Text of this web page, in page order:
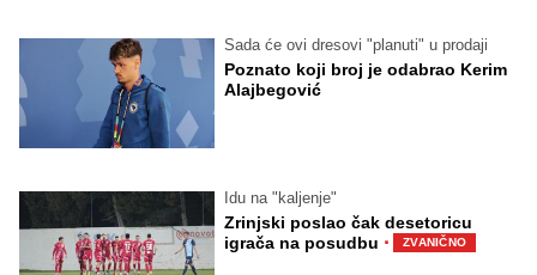
Sada će ovi dresovi "planuti" u prodaji
Poznato koji broj je odabrao Kerim
Alajbegović
Idu na "kaljenje"
Zrinjski poslao čak desetoricu
igrača na posudbu · ZVANIČNO